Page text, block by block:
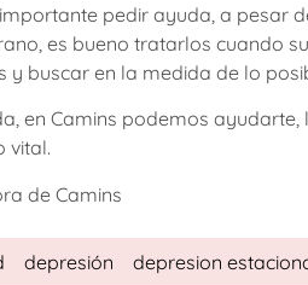
pedir ayuda, a pesar
es bueno tratarlos cuando
y buscar en la medida de lo
en Camins podemos
vital.
de Camins
depresión depresion